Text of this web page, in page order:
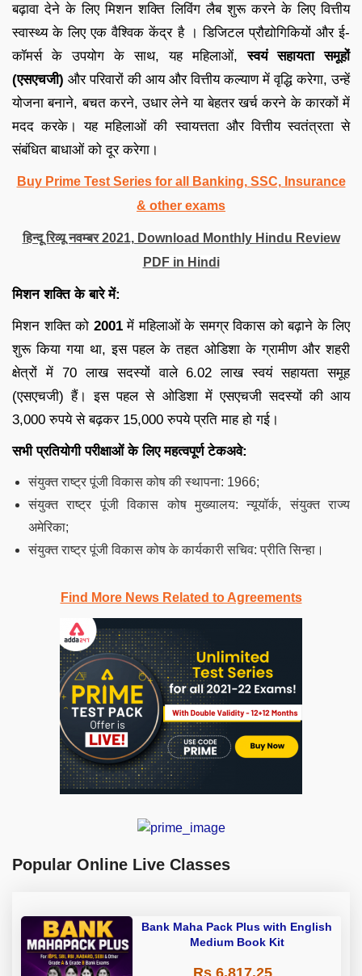
बढ़ावा देने के लिए मिशन शक्ति लिविंग लैब शुरू करने के लिए वित्तीय
स्वास्थ्य के लिए एक वैश्विक केंद्र है । डिजिटल प्रौद्योगिकियों और ई-
कॉमर्स के उपयोग के साथ, यह महिलाओं,स्वयं सहायता समूहों
(एसएचजी) और परिवारों की आय और वित्तीय कल्याण में वृद्धि करेगा, उन्हें
योजना बनाने, बचत करने, उधार लेने या बेहतर खर्च करने के कारकों में
मदद करके। यह महिलाओं की स्वायत्तता और वित्तीय स्वतंत्रता से
संबंधित बाधाओं को दूर करेगा।
Buy Prime Test Series for all Banking, SSC, Insurance
& other exams
हिन्दू रिव्यू नवम्बर 2021, Download Monthly Hindu Review
PDF in Hindi
मिशन शक्ति के बारे में:
मिशन शक्ति को 2001में महिलाओं के समग्र विकास को बढ़ाने के लिए
शुरू किया गया था, इस पहल के तहत ओडिशा के ग्रामीण और शहरी
क्षेत्रों में 70 लाख सदस्यों वाले 6.02 लाख स्वयं सहायता समूह
(एसएचजी) हैं। इस पहल से ओडिशा में एसएचजी सदस्यों की आय
3,000 रुपये से बढ़कर 15,000 रुपये प्रति माह हो गई।
सभी प्रतियोगी परीक्षाओं के लिए महत्वपूर्ण टेकअवे:
संयुक्त राष्ट्र पूंजी विकास कोष की स्थापना: 1966;
संयुक्त राष्ट्र पूंजी विकास कोष मुख्यालय: न्यूयॉर्क, संयुक्त राज्य
अमेरिका;
संयुक्त राष्ट्र पूंजी विकास कोष के कार्यकारी सचिव: प्रीति सिन्हा।
Find More News Related to Agreements
Popular Online Live Classes
Bank Maha Pack Plus with English
Medium Book Kit